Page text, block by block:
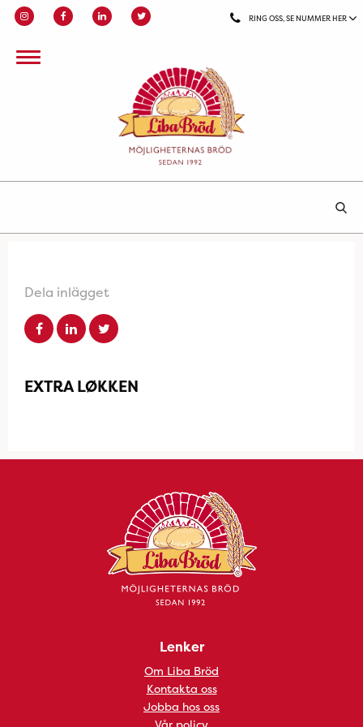
RING OSS, SE NUMMER HER
Dela inlägget
EXTRA LØKKEN
Lenker
Om Liba Bröd
Kontakta oss
Jobba hos oss